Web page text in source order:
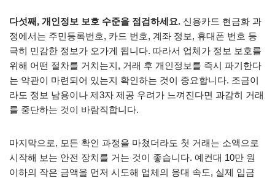
다섯째, 개인정보 보호 수준을 점검하세요. 신용카드 현금화 과
정에서는 주민등록번호, 카드 번호, 계좌 정보, 휴대폰 번호 등
극히 민감한 정보가 오가게 됩니다. 따라서 업체가 정보 보호를
위해 어떤 절차를 거치는지, 거래 후 개인정보를 즉시 파기한다
는 약관이 마련되어 있는지 확인하는 것이 중요합니다. 조금이
라도 정보 남용이나 제3자 제공 우려가 느껴진다면 과감히 거래
를 중단하는 것이 바람직합니다.
마지막으로, 모든 확인 과정을 마쳤더라도 첫 거래는 소액으로
시작해 보는 안전 장치를 거는 것이 좋습니다. 예컨대 10만 원
이하의 작은 금액을 먼저 시도해 업체의 응대 속도, 실제 입금